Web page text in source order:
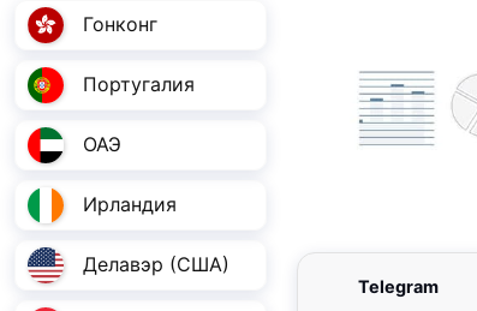
Гонконг
Португалия
ОАЭ
Ирландия
Делавэр (США)
Telegram